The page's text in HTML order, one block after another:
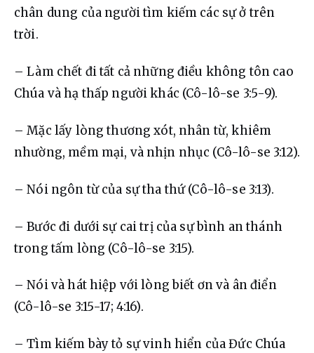
chân dung của người tìm kiếm các sự ở trên
trời.
– Làm chết đi tất cả những điều không tôn cao
Chúa và hạ thấp người khác (Cô-lô-se 3:5-9).
– Mặc lấy lòng thương xót, nhân từ, khiêm
nhường, mềm mại, và nhịn nhục (Cô-lô-se 3:12).
– Nói ngôn từ của sự tha thứ (Cô-lô-se 3:13).
– Bước đi dưới sự cai trị của sự bình an thánh
trong tấm lòng (Cô-lô-se 3:15).
– Nói và hát hiệp với lòng biết ơn và ân điển
(Cô-lô-se 3:15-17; 4:16).
– Tìm kiếm bày tỏ sự vinh hiển của Đức Chúa